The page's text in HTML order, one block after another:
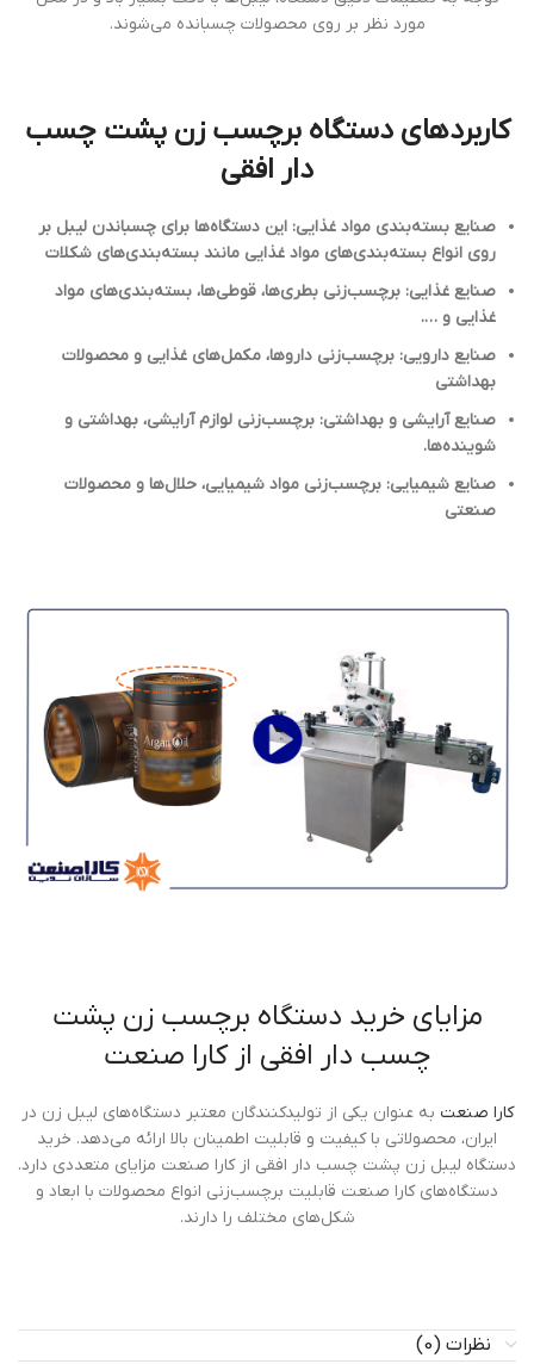
مورد نظر بر روی محصولات چسبانده می‌شوند.
کاربردهای دستگاه برچسب زن پشت چسب
دار افقی
صنایع بسته‌بندی مواد غذایی: این دستگاه‌ها برای چسباندن لیبل بر
روی انواع بسته‌بندی‌های مواد غذایی مانند بسته‌بندی‌های شکلات
صنایع غذایی: برچسب‌زنی بطری‌ها، قوطی‌ها، بسته‌بندی‌های مواد
غذایی و ….
صنایع دارویی: برچسب‌زنی داروها، مکمل‌های غذایی و محصولات
بهداشتی
صنایع آرایشی و بهداشتی: برچسب‌زنی لوازم آرایشی، بهداشتی و
شوینده‌ها.
صنایع شیمیایی: برچسب‌زنی مواد شیمیایی، حلال‌ها و محصولات
صنعتی
مزایای خرید دستگاه برچسب زن پشت
چسب دار افقی از کارا صنعت
کارا صنعت به عنوان یکی از تولیدکنندگان معتبر دستگاه‌های لیبل زن در
ایران، محصولاتی با کیفیت و قابلیت اطمینان بالا ارائه می‌دهد. خرید
دستگاه لیبل زن پشت چسب دار افقی از کارا صنعت مزایای متعددی دارد.
دستگاه‌های کارا صنعت قابلیت برچسب‌زنی انواع محصولات با ابعاد و
شکل‌های مختلف را دارند.
نظرات (0)